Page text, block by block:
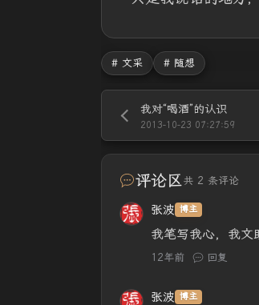
# 文采 # 随想
我对“喝酒”的认识
2013-10-23 07:27:59
评论区共 2 条评论
张波 博主
我笔写我心，我文
12年前 回复
张波 博主